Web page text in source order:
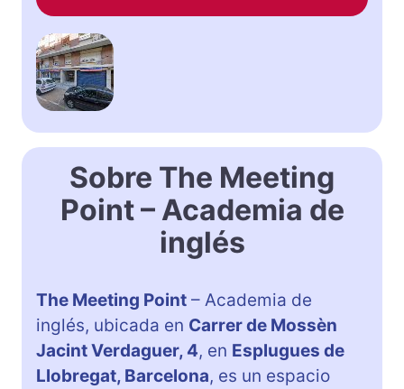
Sobre The Meeting
Point – Academia de
inglés
The Meeting Point – Academia de
inglés, ubicada en Carrer de Mossèn
Jacint Verdaguer, 4, en Esplugues de
Llobregat, Barcelona, es un espacio